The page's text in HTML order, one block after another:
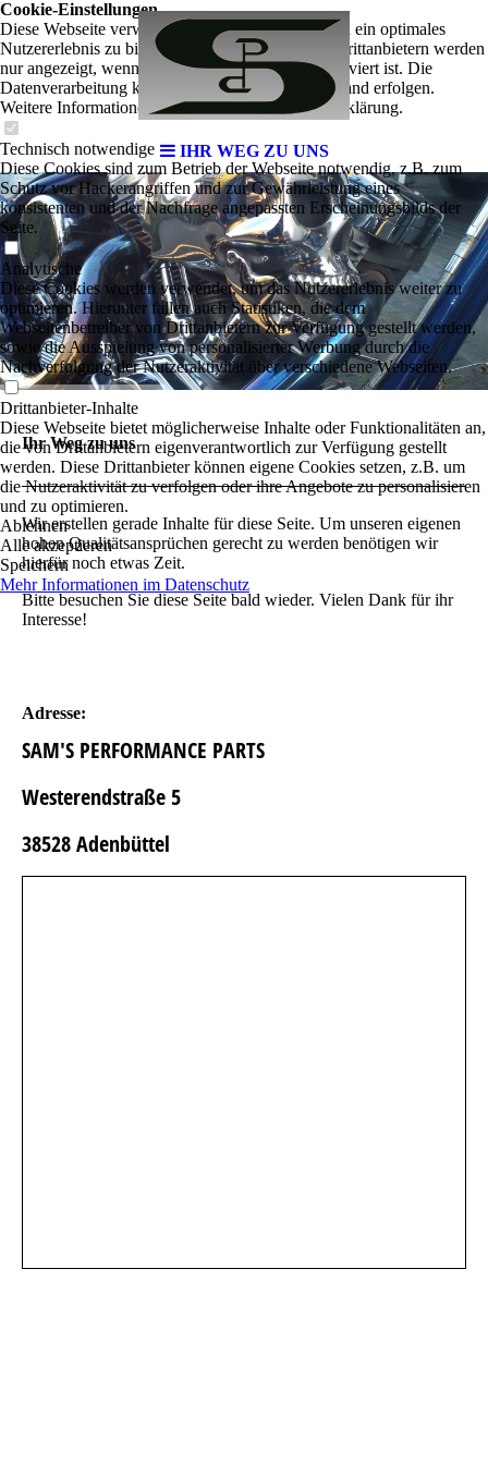
IHR WEG ZU UNS
Ihr Weg zu uns
Wir erstellen gerade Inhalte für diese Seite. Um unseren eigenen
hohen Qualitätsansprüchen gerecht zu werden benötigen wir
hierfür noch etwas Zeit.
Bitte besuchen Sie diese Seite bald wieder. Vielen Dank für ihr
Interesse!
Adresse:
SAM'S PERFORMANCE PARTS
Westerendstraße 5
38528 Adenbüttel
Cookie-Einstellungen
Diese Webseite verwendet Cookies, um Besuchern ein optimales
Nutzererlebnis zu bieten. Bestimmte Inhalte von Drittanbietern werden
nur angezeigt, wenn die entsprechende Option aktiviert ist. Die
Datenverarbeitung kann dann auch in einem Drittland erfolgen.
Weitere Informationen hierzu in der Datenschutzerklärung.
Technisch notwendige
Diese Cookies sind zum Betrieb der Webseite notwendig, z.B. zum
Schutz vor Hackerangriffen und zur Gewährleistung eines
konsistenten und der Nachfrage angepassten Erscheinungsbilds der
Seite.
Analytische
Diese Cookies werden verwendet, um das Nutzererlebnis weiter zu
optimieren. Hierunter fallen auch Statistiken, die dem
Webseitenbetreiber von Drittanbietern zur Verfügung gestellt werden,
sowie die Ausspielung von personalisierter Werbung durch die
Nachverfolgung der Nutzeraktivität über verschiedene Webseiten.
Drittanbieter-Inhalte
Diese Webseite bietet möglicherweise Inhalte oder Funktionalitäten an,
die von Drittanbietern eigenverantwortlich zur Verfügung gestellt
werden. Diese Drittanbieter können eigene Cookies setzen, z.B. um
die Nutzeraktivität zu verfolgen oder ihre Angebote zu personalisieren
und zu optimieren.
Ablehnen
Alle akzeptieren
Speichern
Mehr Informationen im Datenschutz